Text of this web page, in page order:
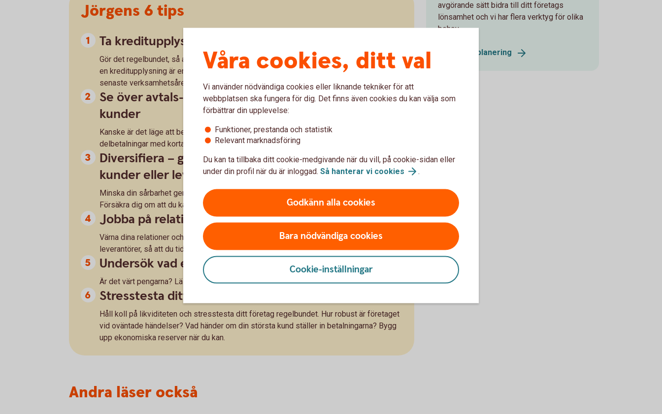
Jörgens 6 tips
Ta kreditupplysningar på kunder och leverantörer
Gör det regelbundet, så att du kan följa bolagens ekonomiska status. Men kom ihåg att
en kreditupplysning är en ögonblicksbild, ofta baserad på bokslutsinformation från
senaste verksamhetsåret. Värdet av kreditupplysningar kan vara begränsat.
Se över avtals- och betalningsvillkoren för dina
kunder
Kanske är det läge att begära hela eller delar av betalningen i förskott eller i fler, mindre
delbetalningar med kortare förfallodatum?
Diversifiera – gör dig inte beroende av enstaka
kunder eller leverantörer
Minska din sårbarhet genom att diversifiera din kundbas och dina leverantörskedjor.
Försäkra dig om att du kan få tag på kritiska insatsvaror från fler håll än ett.
Jobba på relationerna
Värna dina relationer och se till att ha regelbundna samtal med dina kunder och
leverantörer, så att du tidigt kan agera om de får ekonomiska problem.
Undersök vad en kreditförsäkring kan erbjuda dig
Är det värt pengarna? Läs det finstilta.
Stresstesta ditt företag och fyll på bufferten
Håll koll på likviditeten och stresstesta ditt företag regelbundet. Hur robust är företaget
vid oväntade händelser? Vad händer om din största kund ställer in betalningarna? Bygg
upp ekonomiska reserver när du kan.
avgörande sätt bidra till ditt företags
lönsamhet och vi har flera verktyg för olika
behov.
Likviditetsplanering
Andra läser också
Våra cookies, ditt val
Vi använder nödvändiga cookies eller liknande tekniker för att
webbplatsen ska fungera för dig. Det finns även cookies du kan välja som
förbättrar din upplevelse:
Funktioner, prestanda och statistik
Relevant marknadsföring
Du kan ta tillbaka ditt cookie-medgivande när du vill, på cookie-sidan eller
under din profil när du är inloggad. Så hanterar vi cookies .
Godkänn alla cookies
Bara nödvändiga cookies
Cookie-inställningar